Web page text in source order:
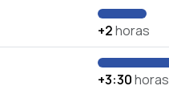
+2horas
+3:30horas